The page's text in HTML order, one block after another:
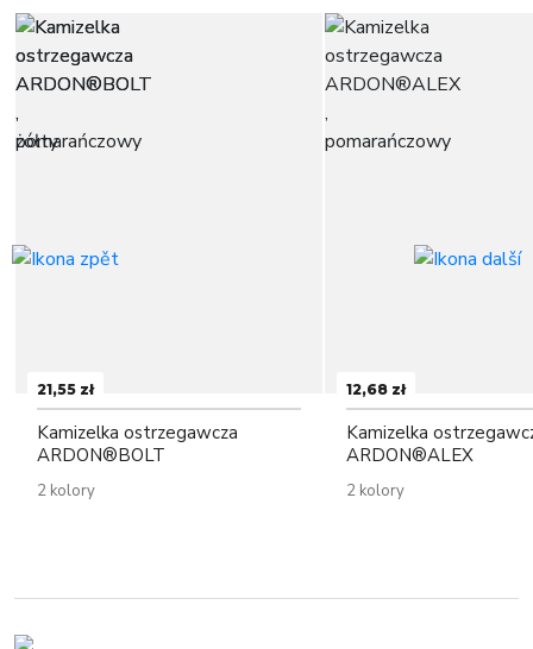
21,55 zł
Kamizelka ostrzegawcza
ARDON®BOLT
2 kolory
12,68 zł
Kamizelka
ARDON®ALEX
2 kolory